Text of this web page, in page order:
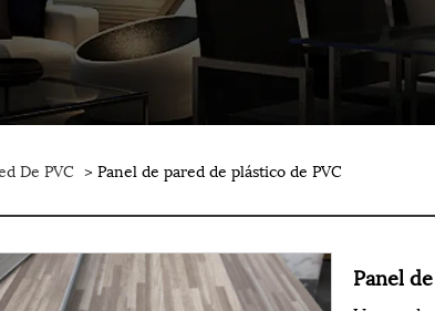
De PVC > Panel de pared de plástico de PVC
Panel